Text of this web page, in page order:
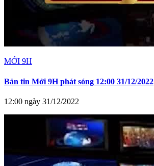
MỚI 9H
Bản tin Mới 9H phát sóng 12:00 31/12/2022
12:00 ngày 31/12/2022